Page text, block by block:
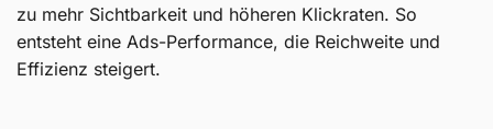
zu mehr Sichtbarkeit und höheren Klickraten. So
entsteht eine Ads-Performance, die Reichweite und
Effizienz steigert.